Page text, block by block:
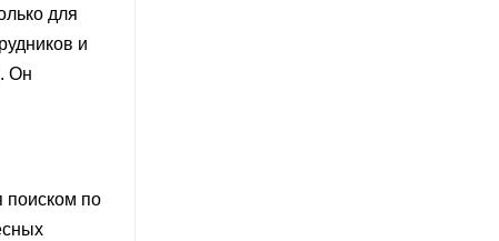
для
и
Он
поиском по